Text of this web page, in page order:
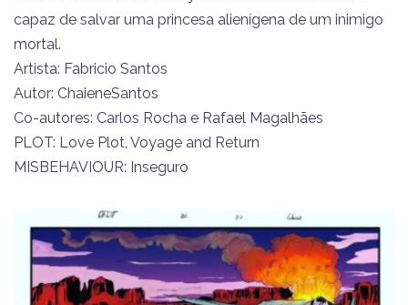
capaz de salvar uma princesa alienígena de um inimigo
mortal.
Artista: Fabricio Santos
Autor: ChaieneSantos
Co-autores: Carlos Rocha e Rafael Magalhães
PLOT: Love Plot, Voyage and Return
MISBEHAVIOUR: Inseguro